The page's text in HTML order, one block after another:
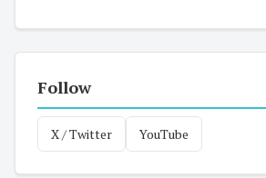
Follow
X / Twitter YouTube